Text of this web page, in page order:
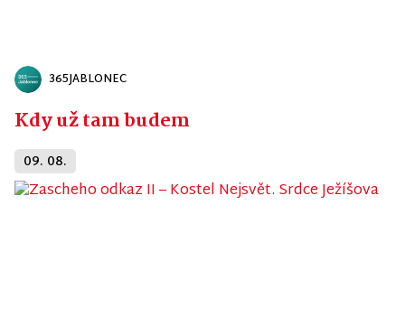
365JABLONEC
Kdy už tam budem
09. 08.